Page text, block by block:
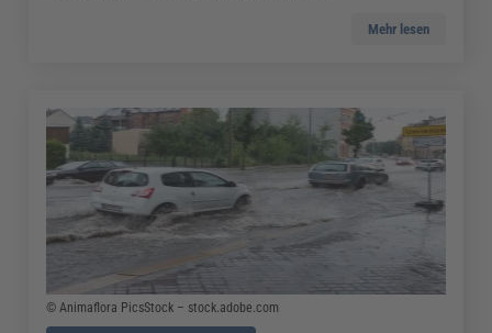
Mehr lesen
© Animaflora PicsStock – stock.adobe.com